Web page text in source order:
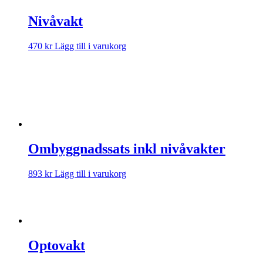
Nivåvakt
470 kr Lägg till i varukorg
Ombyggnadssats inkl nivåvakter
893 kr Lägg till i varukorg
Optovakt